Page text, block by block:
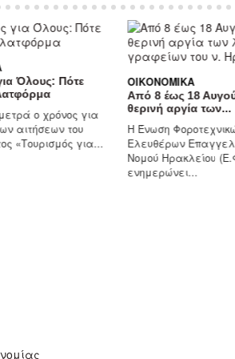
Πότε
ο χρόνος για
του
για...
ΟΙΚΟΝΟΜΙΚΆ
Από 8 έως 18
θερινή αργία των...
Η Ένωση Φοροτεχνικών
Ελευθέρων
Νομού Ηρακλείου
ενημερώνει...